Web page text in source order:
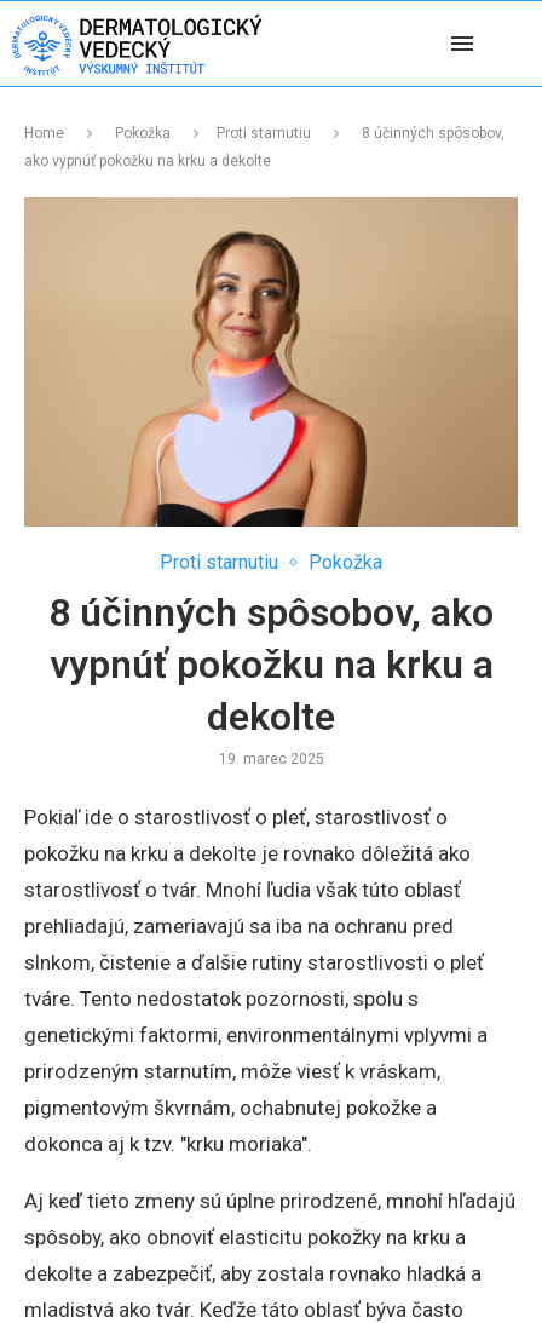
Home Pokožka Proti starnutiu
8 účinných spôsobov,
ako vypnúť pokožku na krku a dekolte
Proti starnutiu Pokožka
8 účinných spôsobov, ako
vypnúť pokožku na krku a
dekolte
19. marec 2025
Pokiaľ ide o starostlivosť o pleť, starostlivosť o
pokožku na krku a dekolte je rovnako dôležitá ako
starostlivosť o tvár. Mnohí ľudia však túto oblasť
prehliadajú, zameriavajú sa iba na ochranu pred
slnkom, čistenie a ďalšie rutiny starostlivosti o pleť
tváre. Tento nedostatok pozornosti, spolu s
genetickými faktormi, environmentálnymi vplyvmi a
prirodzeným starnutím, môže viesť k vráskam,
pigmentovým škvrnám, ochabnutej pokožke a
dokonca aj k tzv. "krku moriaka".
Aj keď tieto zmeny sú úplne prirodzené, mnohí hľadajú
spôsoby, ako obnoviť elasticitu pokožky na krku a
dekolte a zabezpečiť, aby zostala rovnako hladká a
mladistvá ako tvár. Keďže táto oblasť býva často